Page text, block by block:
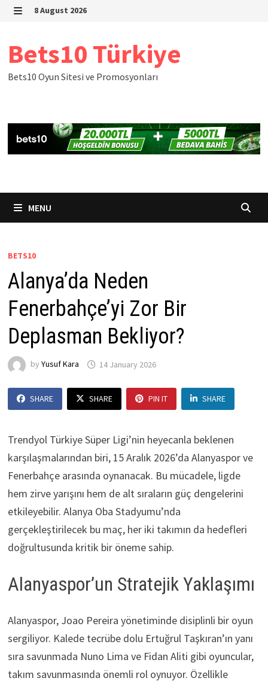
Skip
8 August 2026
Bets10 Türkiye
Bets10 Oyun Sitesi ve Promosyonları
MENU
BETS10
Alanya’da Neden
Fenerbahçe’yi Zor Bir
Deplasman Bekliyor?
by Yusuf Kara 14 January 2026
SHARE SHARE PIN IT SHARE
Trendyol Türkiye Süper Ligi’nin heyecanla beklenen
karşılaşmalarından biri, 15 Aralık 2026’da Alanyaspor ve
Fenerbahçe arasında oynanacak. Bu mücadele, ligde
hem zirve yarışını hem de alt sıraların güç dengelerini
etkileyebilir. Alanya Oba Stadyumu’nda
gerçekleştirilecek bu maç, her iki takımın da hedefleri
doğrultusunda kritik bir öneme sahip.
Alanyaspor’un Stratejik Yaklaşımı
Alanyaspor, Joao Pereira yönetiminde disiplinli bir oyun
sergiliyor. Kalede tecrübe dolu Ertuğrul Taşkıran’ın yanı
sıra savunmada Nuno Lima ve Fidan Aliti gibi oyuncular,
takım savunmasında önemli rol oynuyor. Özellikle